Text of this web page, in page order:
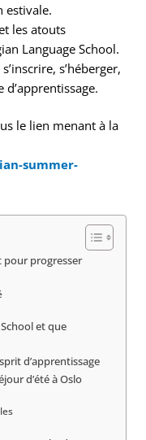
estivale.
les atouts
Language School.
s’héberger,
le lien menant à la
summer-
pour progresser
et que
d’apprentissage
d’été à Oslo